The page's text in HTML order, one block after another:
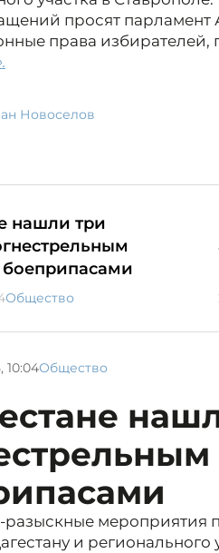
просят парламент
права
Новоселов
нашли три
Общество
10:04Общество
разыскные мероприятия
и